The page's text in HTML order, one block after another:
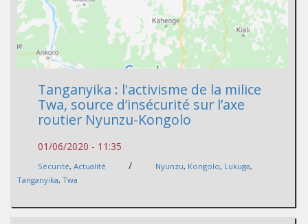
Tanganyika : l'activisme de la milice
Twa, source d’insécurité sur l’axe
routier Nyunzu-Kongolo
01/06/2020 - 11:35
Sécurité, Actualité / Nyunzu, Kongolo, Lukuga,
Tanganyika, Twa